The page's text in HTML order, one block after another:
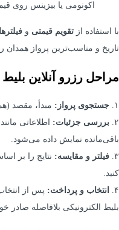
اکونومی یا بیزینس روی
با استفاده از تقویم قیمتی و
تاریخ و مناسب‌ترین پرواز همدان
مراحل رزرو آنلاین
۱. جستجوی پرواز: مبدأ، مقصد
۲. بررسی جزئیات: اطلاعاتی
باقی‌مانده نمایش داده می‌شود.
۳. فیلتر و مقایسه: نتایج را بر
کنید.
۴.
انتخاب و پرداخت: پس از
بلیط الکترونیکی بلافاصله صادر